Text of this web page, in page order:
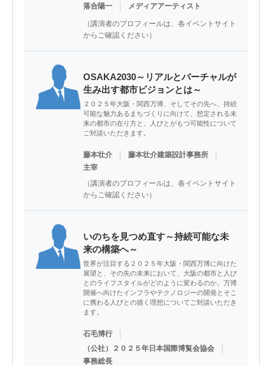
落合陽一 メディアアーティスト
（講演者のプロフィールは、各イベントサイト
からご確認ください）
OSAKA2030～リアルとバーチャルが
生み出す都市ビジョンとは～
２０２５年大阪・関西万博、そしてその先へ、持続
可能な魅力あるまちづくりに向けて、想定される未
来の都市の在り方と、人びとがもつ可能性について
ご対談いただきます。
藤本壮介 藤本壮介建築設計事務所
主宰
（講演者のプロフィールは、各イベントサイト
からご確認ください）
いのちを見つめ直す～持続可能な未
来の構築へ～
世界が注目する２０２５年大阪・関西万博に向けた
展望と、その先の未来において、大阪の都市と人び
とのライフスタイルがどのように変わるのか。万博
開催へ向けたインフラやテクノロジーの開発とそこ
に携わる人びとの描く理想についてご対談いただき
ます。
石毛博行
（公社）２０２５年日本国際博覧会協会
事務総長